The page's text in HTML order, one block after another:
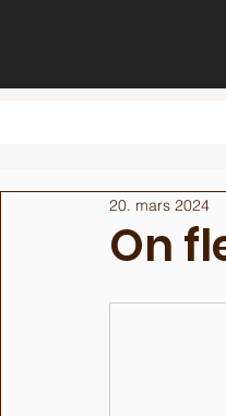
On
20. mars 2024